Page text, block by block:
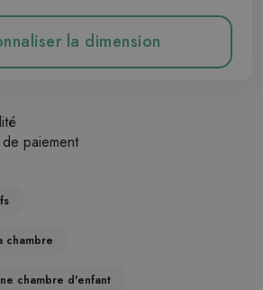
la dimension
paiement
chambre
chambre d'enfant